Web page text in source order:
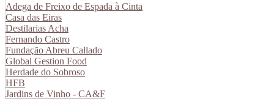
Adega de Freixo de Espada à Cinta
Casa das Eiras
Destilarias Acha
Fernando Castro
Fundação Abreu Callado
Global Gestion Food
Herdade do Sobroso
HFB
Jardins de Vinho - CA&F